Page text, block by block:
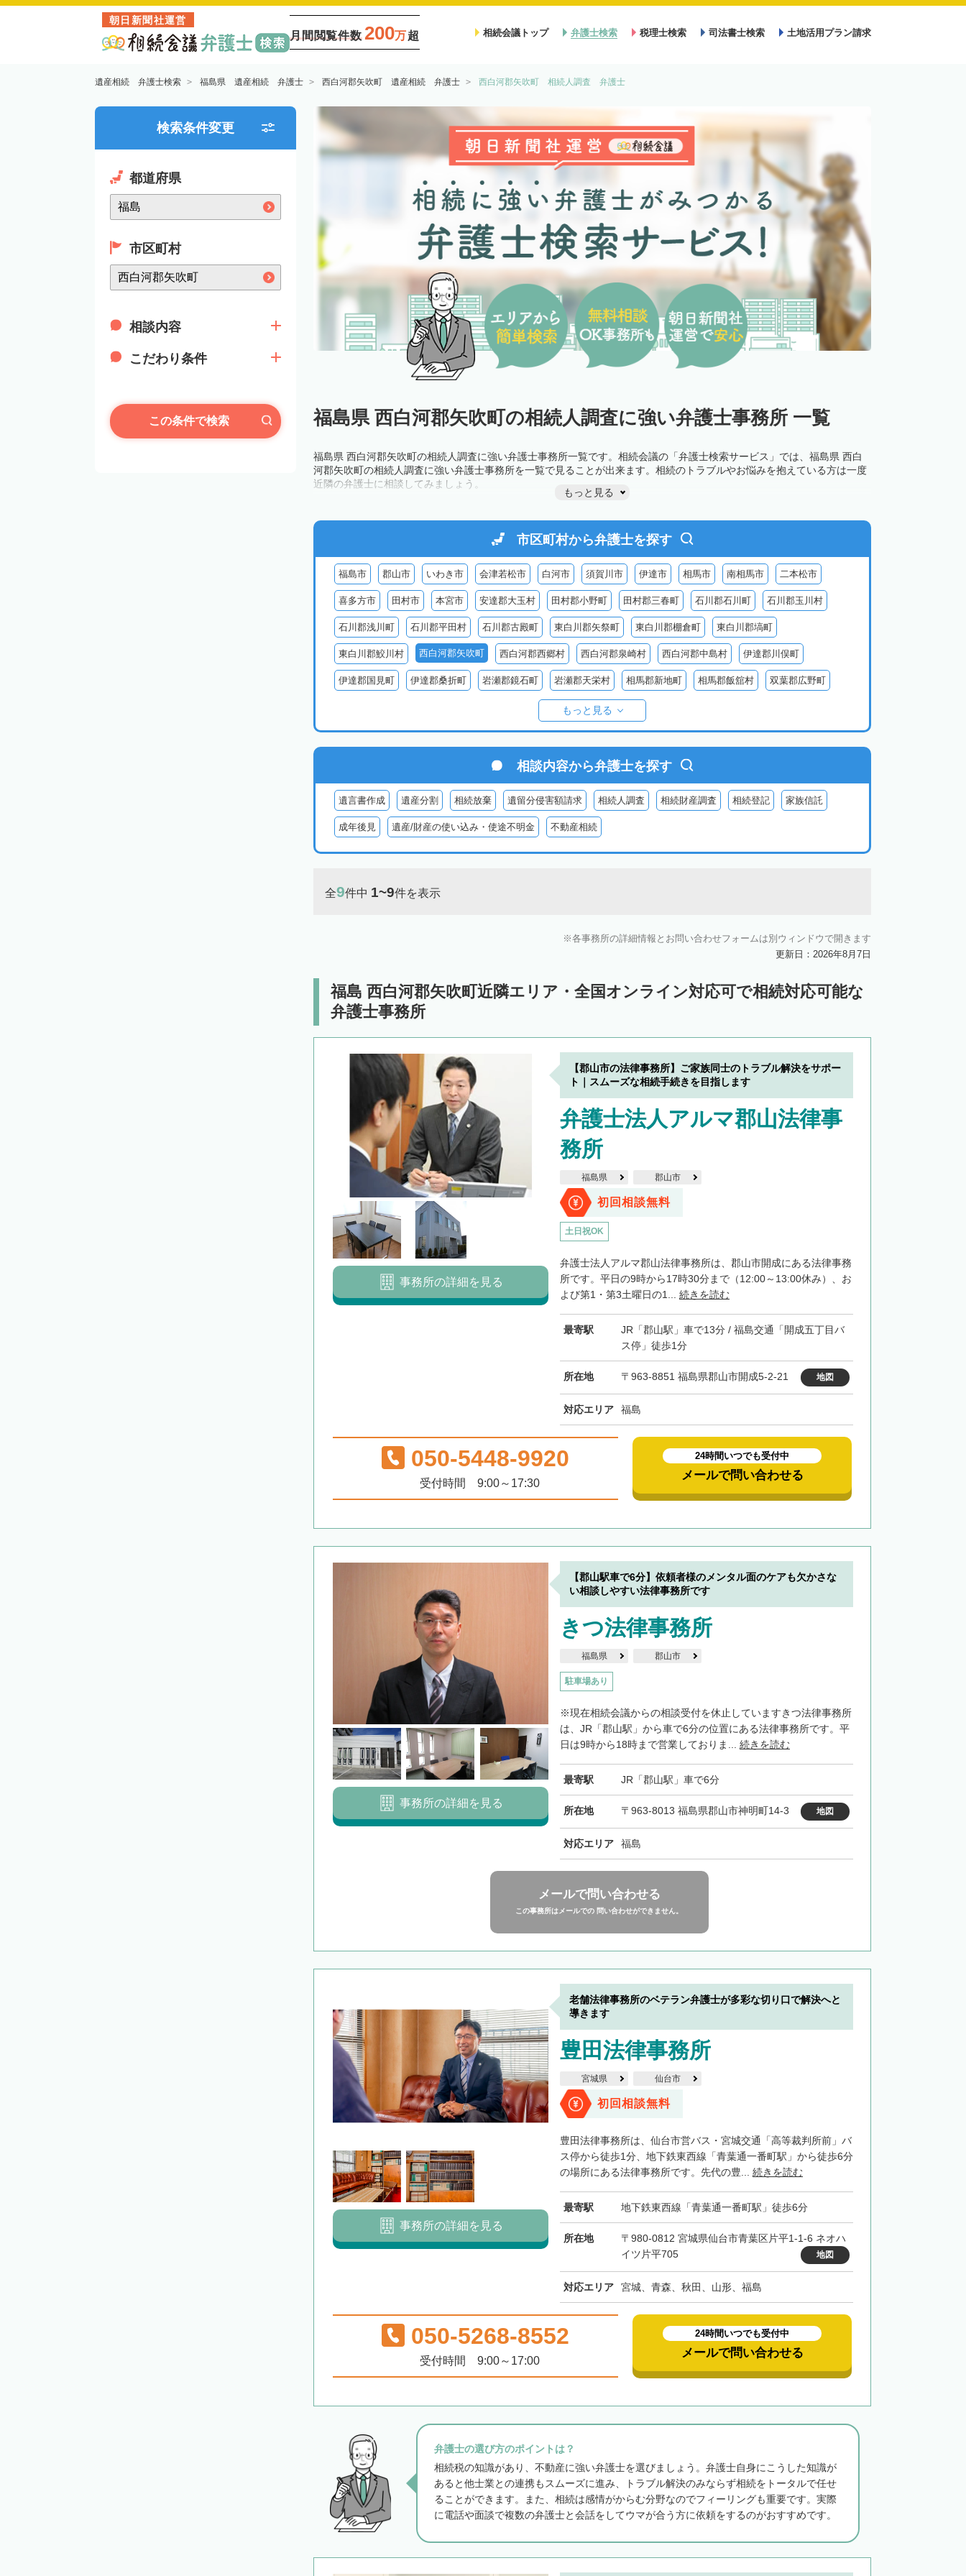
朝日新聞社運営
月間閲覧件数 200万超 相続会議トップ 弁護士検索 税理士検索 司法書士検索 土地活用プラン請求
遺産相続 弁護士検索 福島県 遺産相続 弁護士 西白河郡矢吹町 遺産相続 弁護士 西白河郡矢吹町 相続人調査 弁護士
検索条件変更
都道府県
市区町村
相談内容
こだわり条件
この条件で検索 福島県 西白河郡矢吹町の相続人調査に強い弁護士事務所 一覧
福島県 西白河郡矢吹町の相続人調査に強い弁護士事務所一覧です。相続会議の「弁護士検索サービス」では、福島県 西白
河郡矢吹町の相続人調査に強い弁護士事務所を一覧で見ることが出来ます。相続のトラブルやお悩みを抱えている方は一度
近隣の弁護士に相談してみましょう。
もっと見る
市区町村から弁護士を探す
福島市 郡山市 いわき市 会津若松市 白河市 須賀川市 伊達市 相馬市 南相馬市 二本松市
喜多方市 田村市 本宮市 安達郡大玉村 田村郡小野町 田村郡三春町 石川郡石川町 石川郡玉川村
石川郡浅川町 石川郡平田村 石川郡古殿町 東白川郡矢祭町 東白川郡棚倉町 東白川郡塙町
東白川郡鮫川村 西白河郡矢吹町 西白河郡西郷村 西白河郡泉崎村 西白河郡中島村 伊達郡川俣町
伊達郡国見町 伊達郡桑折町 岩瀬郡鏡石町 岩瀬郡天栄村 相馬郡新地町 相馬郡飯舘村 双葉郡広野町
双葉郡浪江町
耶麻郡猪苗代町 耶麻郡磐梯町 耶麻郡西会津町 耶麻郡北塩原村 河沼郡会津坂下町 河沼郡柳津町
大沼郡金山町 大沼郡三島町 大沼郡昭和村
南会津郡下郷町 南会津郡只見町 南会津郡檜枝岐村
もっと見る
相談内容から弁護士を探す
遺言書作成 遺産分割 相続放棄 遺留分侵害額請求 相続人調査 相続財産調査 相続登記 家族信託
成年後見 遺産/財産の使い込み・使途不明金 不動産相続
全9件中 1~9件を表示
各事務所の詳細情報とお問い合わせフォームは別ウィンドウで開きます
更新日：2026年8月7日
福島 西白河郡矢吹町近隣エリア・全国オンライン対応可で相続対応可能な
弁護士事務所
【郡山市の法律事務所】ご家族同士のトラブル解決をサポー
ト｜スムーズな相続手続きを目指します
弁護士法人アルマ郡山法律事
務所
福島県 郡山市
初回相談無料
土日祝OK
弁護士法人アルマ郡山法律事務所は、郡山市開成にある法律事務
所です。平日の9時から17時30分まで（12:00～13:00休み）、お
よび第1・第3土曜日の1... 続きを読む
最寄駅
JR「郡山駅」車で13分 / 福島交通「開成五丁目バ
ス停」徒歩1分
所在地 〒963-8851 福島県郡山市開成5-2-21 地図
対応エリア 福島
事務所の詳細を見る
050-5448-9920
受付時間 9:00～17:30
24時間いつでも受付中
メールで問い合わせる
【郡山駅車で6分】依頼者様のメンタル面のケアも欠かさな
い相談しやすい法律事務所です
きつ法律事務所
福島県 郡山市
駐車場あり
※現在相続会議からの相談受付を休止していますきつ法律事務所
は、JR「郡山駅」から車で6分の位置にある法律事務所です。平
日は9時から18時まで営業しておりま... 続きを読む
最寄駅 JR「郡山駅」車で6分
所在地 〒963-8013 福島県郡山市神明町14-3 地図
対応エリア 福島
事務所の詳細を見る
メールで問い合わせる
この事務所はメールでの 問い合わせができません。
老舗法律事務所のベテラン弁護士が多彩な切り口で解決へと
導きます
豊田法律事務所
宮城県 仙台市
初回相談無料
豊田法律事務所は、仙台市営バス・宮城交通「高等裁判所前」バ
ス停から徒歩1分、地下鉄東西線「青葉通一番町駅」から徒歩6分
の場所にある法律事務所です。先代の豊... 続きを読む
最寄駅 地下鉄東西線「青葉通一番町駅」徒歩6分
所在地
〒980-0812 宮城県仙台市青葉区片平1-1-6 ネオハ
イツ片平705
地図
対応エリア 宮城、青森、秋田、山形、福島
事務所の詳細を見る
050-5268-8552
受付時間 9:00～17:00
24時間いつでも受付中
メールで問い合わせる
弁護士の選び方のポイントは？
相続税の知識があり、不動産に強い弁護士を選びましょう。弁護士自身にこうした知識が
あると他士業との連携もスムーズに進み、トラブル解決のみならず相続をトータルで任せ
ることができます。また、相続は感情がからむ分野なのでフィーリングも重要です。実際
に電話や面談で複数の弁護士と会話をしてウマが合う方に依頼をするのがおすすめです。